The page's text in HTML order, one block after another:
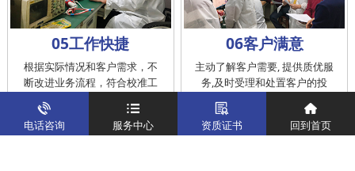
05工作快捷
根据实际情况和客户需求，不
断改进业务流程，符合校准工
作在服务的时间标准内完成
06客户满意
主动了解客户需要, 提供质优服
务,及时受理和处置客户的投
诉，提供快捷、方便的后续服
电话咨询 服务中心 资质证书 回到首页